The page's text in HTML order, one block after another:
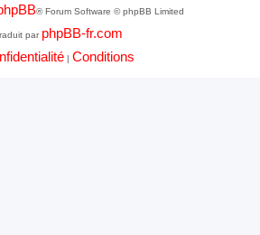
® Forum Software © phpBB Limited
par phpBB-fr.com
| Conditions